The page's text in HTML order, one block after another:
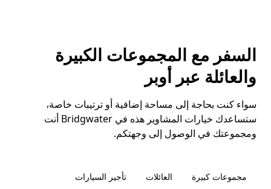
السفر مع المجموعات الكبيرة
والعائلة عبر أوبر
سواء كنت بحاجة إلى مساحة إضافية أو ترتيبات خاصة،
ستساعدك خيارات المشاوير هذه في Bridgwater أنت
ومجموعتك في الوصول إلى وجهتكم.
مجموعات كبيرة العائلات تأجير السيارات